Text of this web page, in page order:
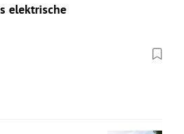
elektrische